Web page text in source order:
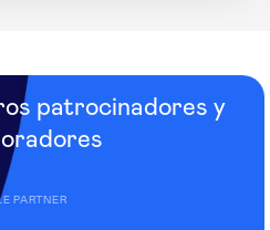
patrocinadores y
PARTNER